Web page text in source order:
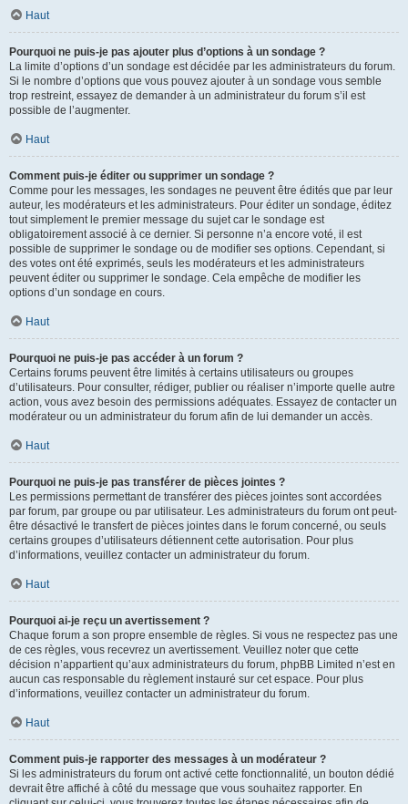
Haut
Pourquoi ne puis-je pas ajouter plus d’options à un sondage ?
La limite d’options d’un sondage est décidée par les administrateurs du forum.
Si le nombre d’options que vous pouvez ajouter à un sondage vous semble
trop restreint, essayez de demander à un administrateur du forum s’il est
possible de l’augmenter.
Haut
Comment puis-je éditer ou supprimer un sondage ?
Comme pour les messages, les sondages ne peuvent être édités que par leur
auteur, les modérateurs et les administrateurs. Pour éditer un sondage, éditez
tout simplement le premier message du sujet car le sondage est
obligatoirement associé à ce dernier. Si personne n’a encore voté, il est
possible de supprimer le sondage ou de modifier ses options. Cependant, si
des votes ont été exprimés, seuls les modérateurs et les administrateurs
peuvent éditer ou supprimer le sondage. Cela empêche de modifier les
options d’un sondage en cours.
Haut
Pourquoi ne puis-je pas accéder à un forum ?
Certains forums peuvent être limités à certains utilisateurs ou groupes
d’utilisateurs. Pour consulter, rédiger, publier ou réaliser n’importe quelle autre
action, vous avez besoin des permissions adéquates. Essayez de contacter un
modérateur ou un administrateur du forum afin de lui demander un accès.
Haut
Pourquoi ne puis-je pas transférer de pièces jointes ?
Les permissions permettant de transférer des pièces jointes sont accordées
par forum, par groupe ou par utilisateur. Les administrateurs du forum ont peut-
être désactivé le transfert de pièces jointes dans le forum concerné, ou seuls
certains groupes d’utilisateurs détiennent cette autorisation. Pour plus
d’informations, veuillez contacter un administrateur du forum.
Haut
Pourquoi ai-je reçu un avertissement ?
Chaque forum a son propre ensemble de règles. Si vous ne respectez pas une
de ces règles, vous recevrez un avertissement. Veuillez noter que cette
décision n’appartient qu’aux administrateurs du forum, phpBB Limited n’est en
aucun cas responsable du règlement instauré sur cet espace. Pour plus
d’informations, veuillez contacter un administrateur du forum.
Haut
Comment puis-je rapporter des messages à un modérateur ?
Si les administrateurs du forum ont activé cette fonctionnalité, un bouton dédié
devrait être affiché à côté du message que vous souhaitez rapporter. En